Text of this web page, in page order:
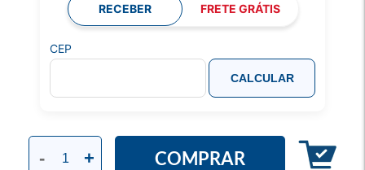
- + COMPRAR
RECEBER FRETE GRÁTIS
CEP
CALCULAR